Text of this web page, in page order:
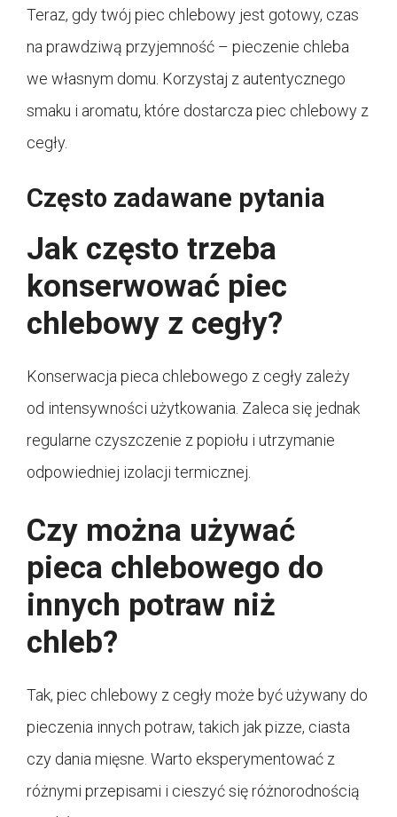
Teraz, gdy twój piec chlebowy jest gotowy, czas
na prawdziwą przyjemność – pieczenie chleba
we własnym domu. Korzystaj z autentycznego
smaku i aromatu, które dostarcza piec chlebowy z
cegły.
Często zadawane pytania
Jak często trzeba
konserwować piec
chlebowy z cegły?
Konserwacja pieca chlebowego z cegły zależy
od intensywności użytkowania. Zaleca się jednak
regularne czyszczenie z popiołu i utrzymanie
odpowiedniej izolacji termicznej.
Czy można używać
pieca chlebowego do
innych potraw niż
chleb?
Tak, piec chlebowy z cegły może być używany do
pieczenia innych potraw, takich jak pizze, ciasta
czy dania mięsne. Warto eksperymentować z
różnymi przepisami i cieszyć się różnorodnością